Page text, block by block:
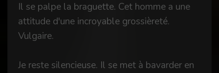
Il se palpe la braguette. Cet homme a une
attitude d'une incroyable grossièreté.
Vulgaire.
Je reste silencieuse. Il se met à bavarder en